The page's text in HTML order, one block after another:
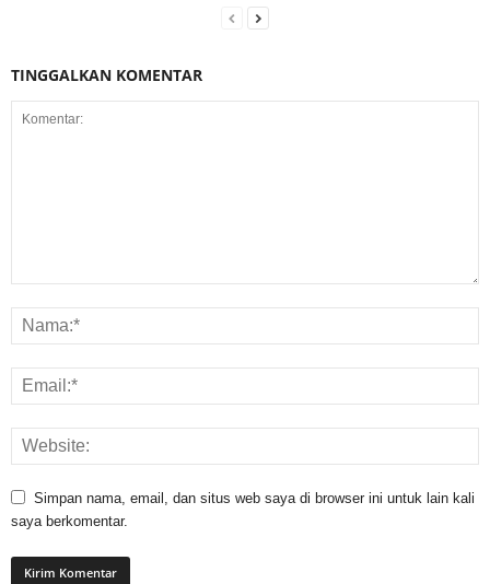
TINGGALKAN KOMENTAR
Simpan nama, email, dan situs web saya di browser ini untuk lain kali
saya berkomentar.